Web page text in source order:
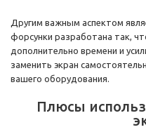
Другим важным аспектом
форсунки разработана так,
дополнительно времени и
заменить экран
вашего оборудования.
Плюсы